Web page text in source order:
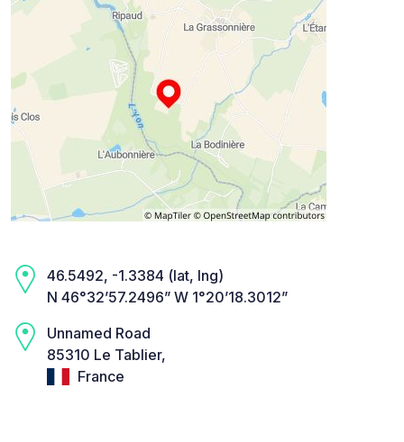
46.5492, -1.3384 (lat, lng)
N 46°32’57.2496” W 1°20’18.3012”
Unnamed Road
85310 Le Tablier,
France